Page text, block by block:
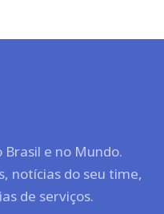
Brasil e no Mundo.
notícias do seu time,
de serviços.